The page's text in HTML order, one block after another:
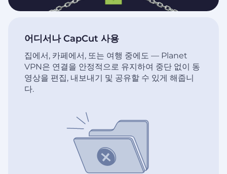
어디서나 CapCut 사용
집에서, 카페에서, 또는 여행 중에도 — Planet
VPN은 연결을 안정적으로 유지하여 중단 없이 동
영상을 편집, 내보내기 및 공유할 수 있게 해줍니
다.